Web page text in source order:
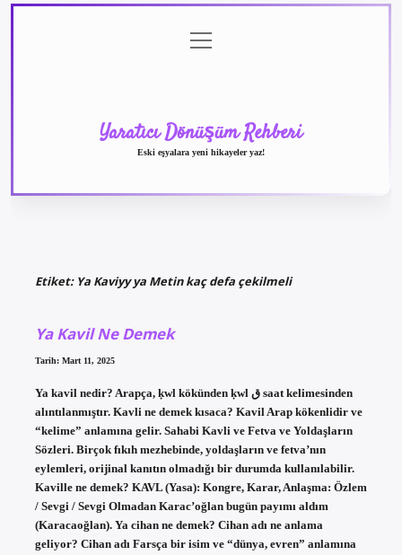
menüyü
aç
Yaratıcı Dönüşüm Rehberi
Eski eşyalara yeni hikayeler yaz!
Etiket: Ya Kaviyy ya Metin kaç defa çekilmeli
Ya Kavil Ne Demek
Tarih: Mart 11, 2025
Ya kavil nedir? Arapça, ḳwl kökünden ḳwl ق saat kelimesinden
alıntılanmıştır. Kavli ne demek kısaca? Kavil Arap kökenlidir ve
“kelime” anlamına gelir. Sahabi Kavli ve Fetva ve Yoldaşların
Sözleri. Birçok fıkıh mezhebinde, yoldaşların ve fetva’nın
eylemleri, orijinal kanıtın olmadığı bir durumda kullanılabilir.
Kaville ne demek? KAVL (Yasa): Kongre, Karar, Anlaşma: Özlem
/ Sevgi / Sevgi Olmadan Karac’oğlan bugün payımı aldım
(Karacaoğlan). Ya cihan ne demek? Cihan adı ne anlama
geliyor? Cihan adı Farsça bir isim ve “dünya, evren” anlamına